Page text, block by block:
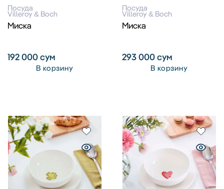
Посуда
Villeroy & Boch
Миска
192 000сум
В корзину
Посуда
Villeroy & Boch
Миска
293 000сум
В корзину